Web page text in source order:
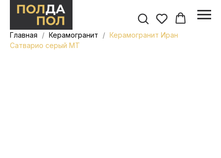
Главная Керамогранит
Керамогранит Иран
Сатварио серый MT